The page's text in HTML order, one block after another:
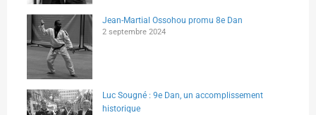
Jean-Martial Ossohou promu 8e Dan
2 septembre 2024
Luc Sougné : 9e Dan, un accomplissement
historique